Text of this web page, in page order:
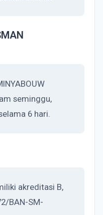
seminggu,
6 hari.
akreditasi B,
BAN-SM-